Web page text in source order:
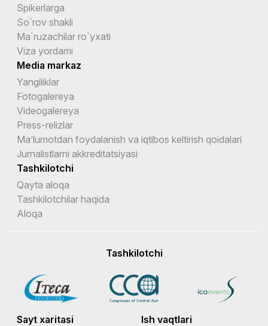
Spikerlarga
So`rov shakli
Ma`ruzachilar ro`yxati
Viza yordami
Media markaz
Yangiliklar
Fotogalereya
Videogalereya
Press-relizlar
Ma’lumotdan foydalanish va iqtibos keltirish qoidalari
Jurnalistlarni akkreditatsiyasi
Tashkilotchi
Qayta aloqa
Tashkilotchilar haqida
Aloqa
Tashkilotchi
Sayt xaritasi
Ish vaqtlari